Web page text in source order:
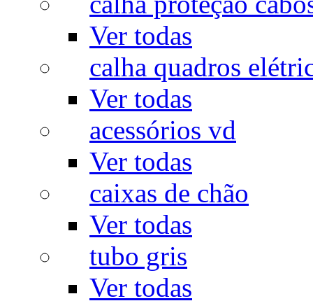
Ver todas
calha quadros
Ver todas
acessórios vd
Ver todas
caixas de chão
Ver todas
tubo gris
Ver todas